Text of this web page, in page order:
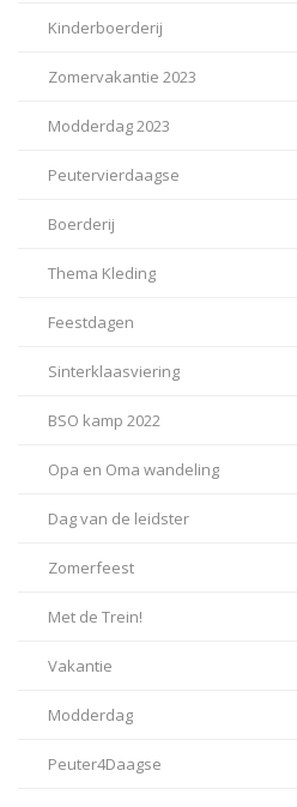
Kinderboerderij
Zomervakantie 2023
Modderdag 2023
Peutervierdaagse
Boerderij
Thema Kleding
Feestdagen
Sinterklaasviering
BSO kamp 2022
Opa en Oma wandeling
Dag van de leidster
Zomerfeest
Met de Trein!
Vakantie
Modderdag
Peuter4Daagse